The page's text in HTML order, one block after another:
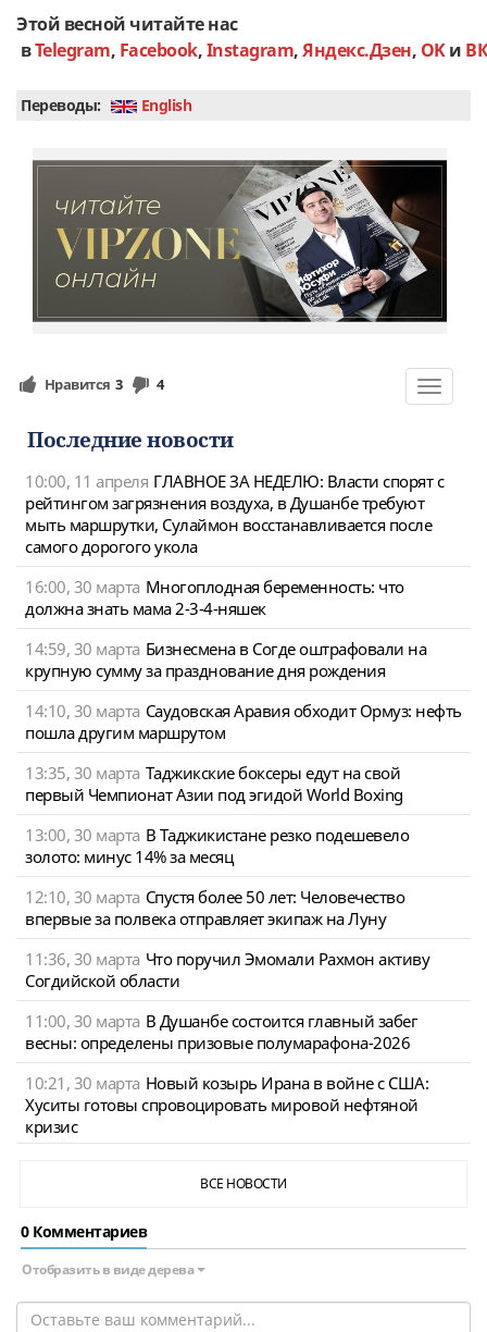
Этой весной читайте нас
вTelegram, Facebook,Instagram,Яндекс.Дзен, OKи ВК
Переводы: English
Toggle
Нравится 3 4
Последние новости
10:00, 11 апреля ГЛАВНОЕ ЗА НЕДЕЛЮ: Власти спорят с
рейтингом загрязнения воздуха, в Душанбе требуют
мыть маршрутки, Сулаймон восстанавливается после
самого дорогого укола
16:00, 30 марта Многоплодная беременность: что
должна знать мама 2-3-4-няшек
14:59, 30 марта Бизнесмена в Согде оштрафовали на
крупную сумму за празднование дня рождения
14:10, 30 марта Саудовская Аравия обходит Ормуз: нефть
пошла другим маршрутом
13:35, 30 марта Таджикские боксеры едут на свой
первый Чемпионат Азии под эгидой World Boxing
13:00, 30 марта В Таджикистане резко подешевело
золото: минус 14% за месяц
12:10, 30 марта Спустя более 50 лет: Человечество
впервые за полвека отправляет экипаж на Луну
11:36, 30 марта Что поручил Эмомали Рахмон активу
Согдийской области
11:00, 30 марта В Душанбе состоится главный забег
весны: определены призовые полумарафона-2026
10:21, 30 марта Новый козырь Ирана в войне с США:
Хуситы готовы спровоцировать мировой нефтяной
кризис
ВСЕ НОВОСТИ
0 Комментариев
Отобразить в виде дерева